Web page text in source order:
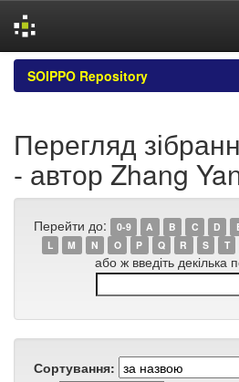
Skip
navigation
SOIPPO Repository
Перегляд
- автор Zhang
Перейти до: 0-9 A B C D
L
M N O P Q R S T
або ж введіть декілька
Сортування: